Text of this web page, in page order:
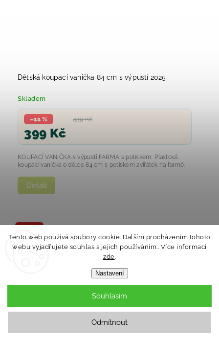
Tento web používá soubory cookie. Dalším procházením tohoto
webu vyjadřujete souhlas s jejich používáním.. Více informací
zde.
Nastavení
Odmítnout
Souhlasím
Dětská koupací vanička 84 cm s výpustí 2025
Skladem
449 Kč
–11 %
399 Kč
Detail
KOUPACÍ VANIČKA s výpustí FARMA s potiskem Plastová
koupací vanička o délce 84 cm s potiskem zvířátek na farmě.
Tip